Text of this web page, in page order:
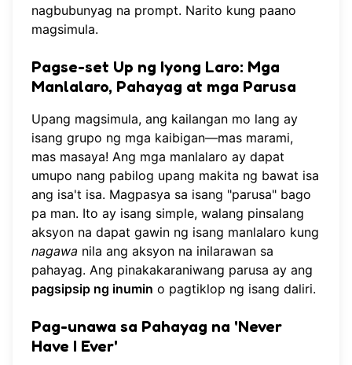
nagbubunyag na prompt. Narito kung paano
magsimula.
Pagse-set Up ng Iyong Laro: Mga
Manlalaro, Pahayag at mga Parusa
Upang magsimula, ang kailangan mo lang ay
isang grupo ng mga kaibigan—mas marami,
mas masaya! Ang mga manlalaro ay dapat
umupo nang pabilog upang makita ng bawat isa
ang isa't isa. Magpasya sa isang "parusa" bago
pa man. Ito ay isang simple, walang pinsalang
aksyon na dapat gawin ng isang manlalaro kung
nagawa nila ang aksyon na inilarawan sa
pahayag. Ang pinakakaraniwang parusa ay ang
pagsipsip ng inumin o pagtiklop ng isang daliri.
Pag-unawa sa Pahayag na 'Never
Have I Ever'